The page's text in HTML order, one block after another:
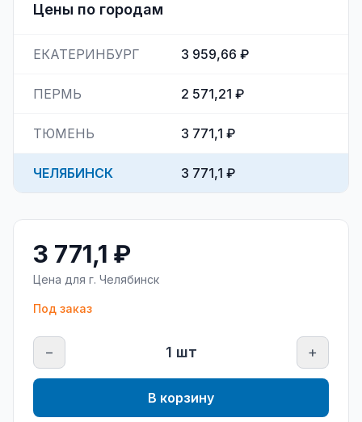
Цены по городам
ЕКАТЕРИНБУРГ 3 959,66 ₽
ПЕРМЬ 2 571,21 ₽
ТЮМЕНЬ 3 771,1 ₽
ЧЕЛЯБИНСК 3 771,1 ₽
3 771,1 ₽
Цена для г. Челябинск
Под заказ
− 1 шт +
В корзину